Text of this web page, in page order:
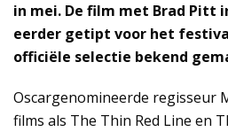
in mei. De film met Brad Pitt
eerder getipt voor het
officiële selectie bekend
Oscargenomineerde regisseur
films als The Thin Red Line en